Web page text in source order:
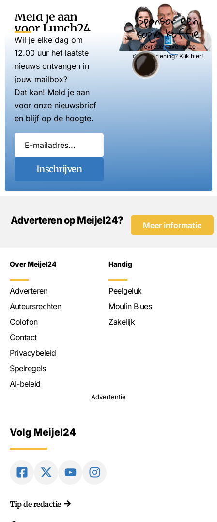
Meld je aan
voor Lunch24
Wil je elke dag om
12.00 uur het laatste
nieuws ontvangen in
jouw mailbox?
Dat kan! Meld je aan
voor onze nieuwsbrief
en blijf op de hoogte.
Inschrijven
Sponsor een
kopje koffie
Tevreden over onze
dienstverlening? Klik hier!
Adverteren op Meijel24? Meer informatie
Over Meijel24
Adverteren
Auteursrechten
Colofon
Contact
Privacybeleid
Spelregels
AI-beleid
Handig
Peelgeluk
Moulin Blues
Zakelijk
Advertentie
Volg Meijel24
Tip de redactie